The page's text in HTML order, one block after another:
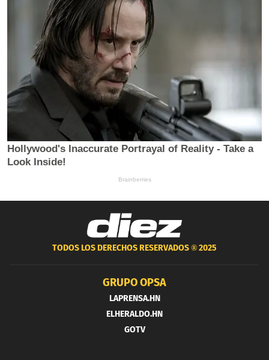
TODOS LOS DERECHOS RESERVADOS ®2025
GRUPO OPSA
LAPRENSA.HN
ELHERALDO.HN
GOTV